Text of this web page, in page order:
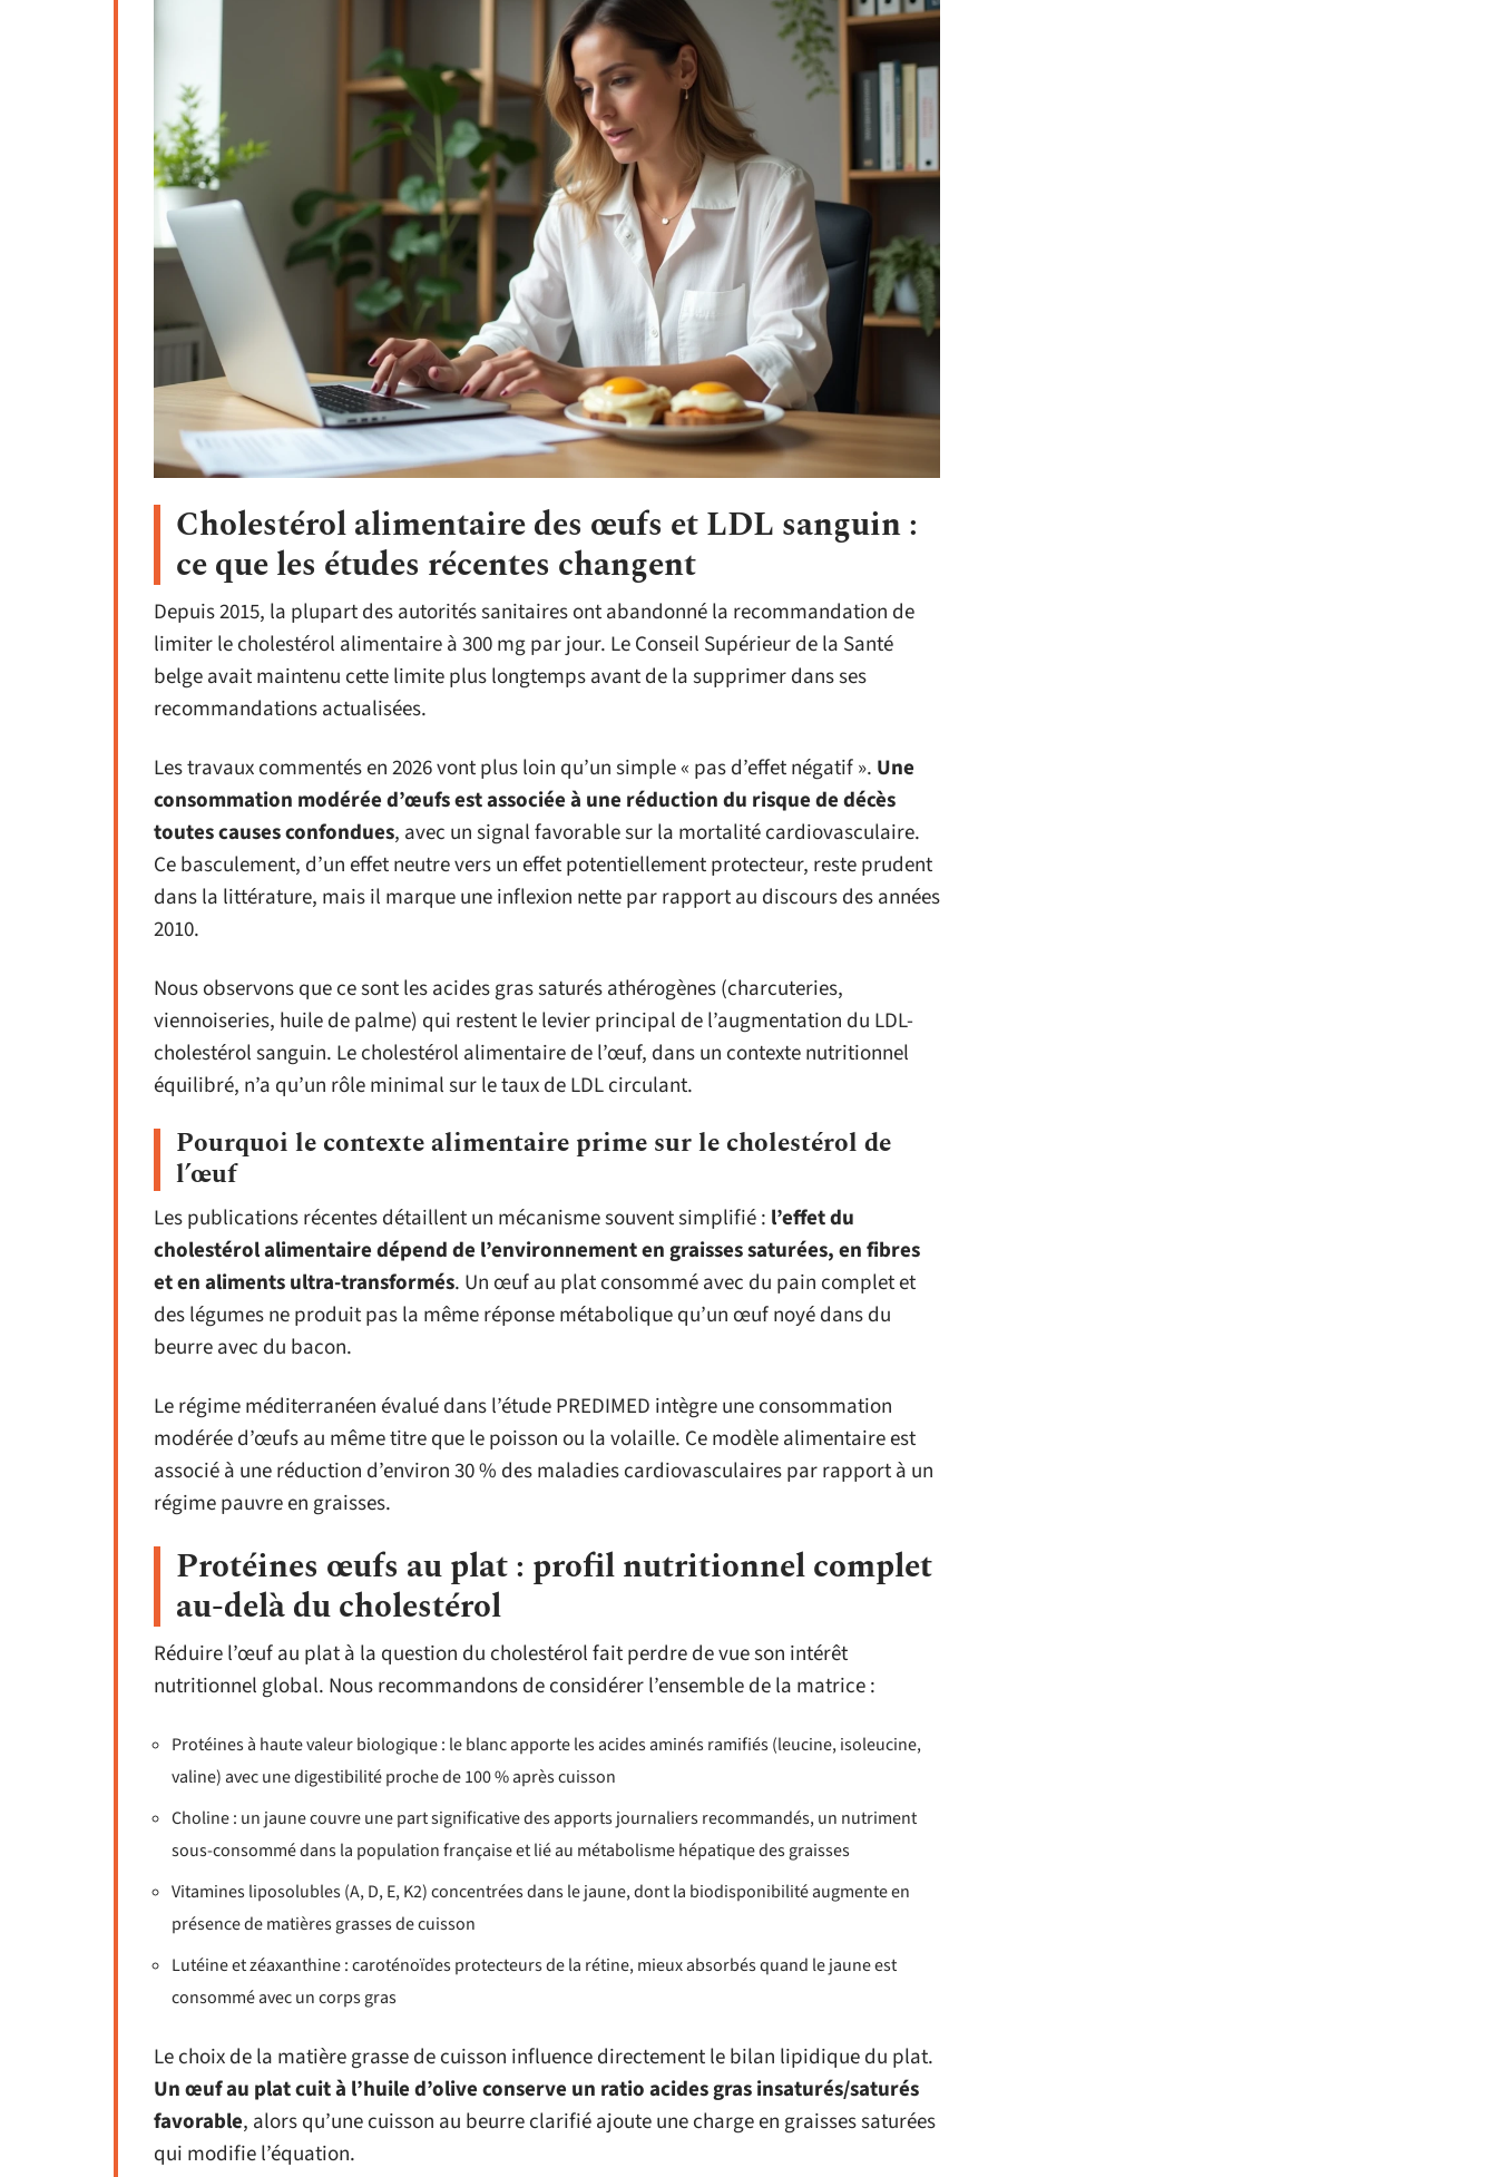
Cholestérol alimentaire des œufs et LDL sanguin :
ce que les études récentes changent
Depuis 2015, la plupart des autorités sanitaires ont abandonné la recommandation de
limiter le cholestérol alimentaire à 300 mg par jour. Le Conseil Supérieur de la Santé
belge avait maintenu cette limite plus longtemps avant de la supprimer dans ses
recommandations actualisées.
Les travaux commentés en 2026 vont plus loin qu’un simple « pas d’effet négatif ». Une
consommation modérée d’œufs est associée à une réduction du risque de décès
toutes causes confondues, avec un signal favorable sur la mortalité cardiovasculaire.
Ce basculement, d’un effet neutre vers un effet potentiellement protecteur, reste prudent
dans la littérature, mais il marque une inflexion nette par rapport au discours des années
2010.
Nous observons que ce sont les acides gras saturés athérogènes (charcuteries,
viennoiseries, huile de palme) qui restent le levier principal de l’augmentation du LDL-
cholestérol sanguin. Le cholestérol alimentaire de l’œuf, dans un contexte nutritionnel
équilibré, n’a qu’un rôle minimal sur le taux de LDL circulant.
Pourquoi le contexte alimentaire prime sur le cholestérol de
l’œuf
Les publications récentes détaillent un mécanisme souvent simplifié : l’effet du
cholestérol alimentaire dépend de l’environnement en graisses saturées, en fibres
et en aliments ultra-transformés. Un œuf au plat consommé avec du pain complet et
des légumes ne produit pas la même réponse métabolique qu’un œuf noyé dans du
beurre avec du bacon.
Le régime méditerranéen évalué dans l’étude PREDIMED intègre une consommation
modérée d’œufs au même titre que le poisson ou la volaille. Ce modèle alimentaire est
associé à une réduction d’environ 30 % des maladies cardiovasculaires par rapport à un
régime pauvre en graisses.
Protéines œufs au plat : profil nutritionnel complet
au-delà du cholestérol
Réduire l’œuf au plat à la question du cholestérol fait perdre de vue son intérêt
nutritionnel global. Nous recommandons de considérer l’ensemble de la matrice :
Protéines à haute valeur biologique : le blanc apporte les acides aminés ramifiés (leucine, isoleucine,
valine) avec une digestibilité proche de 100 % après cuisson
Choline : un jaune couvre une part significative des apports journaliers recommandés, un nutriment
sous-consommé dans la population française et lié au métabolisme hépatique des graisses
Vitamines liposolubles (A, D, E, K2) concentrées dans le jaune, dont la biodisponibilité augmente en
présence de matières grasses de cuisson
Lutéine et zéaxanthine : caroténoïdes protecteurs de la rétine, mieux absorbés quand le jaune est
consommé avec un corps gras
Le choix de la matière grasse de cuisson influence directement le bilan lipidique du plat.
Un œuf au plat cuit à l’huile d’olive conserve un ratio acides gras insaturés/saturés
favorable, alors qu’une cuisson au beurre clarifié ajoute une charge en graisses saturées
qui modifie l’équation.